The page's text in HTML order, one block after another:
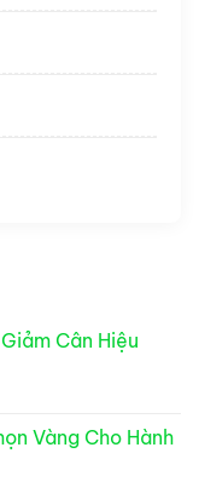
Cân Hiệu
Vàng Cho Hành